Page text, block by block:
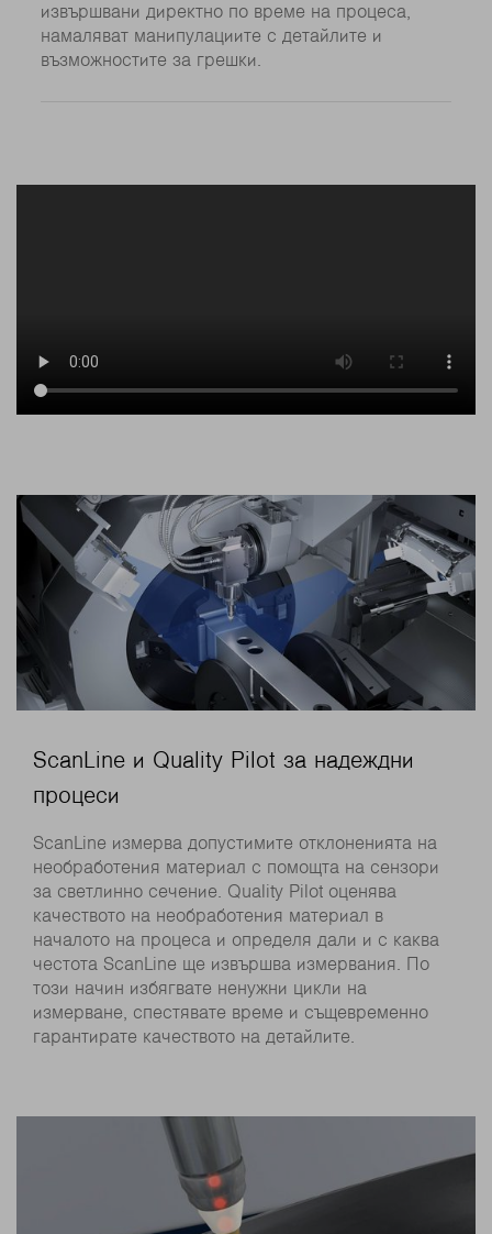
извършвани директно по време на процеса,
намаляват манипулациите с детайлите и
възможностите за грешки.
ScanLine и Quality Pilot за надеждни
процеси
ScanLine измерва допустимите отклоненията на
необработения материал с помощта на сензори
за светлинно сечение. Quality Pilot оценява
качеството на необработения материал в
началото на процеса и определя дали и с каква
честота ScanLine ще извършва измервания. По
този начин избягвате ненужни цикли на
измерване, спестявате време и същевременно
гарантирате качеството на детайлите.